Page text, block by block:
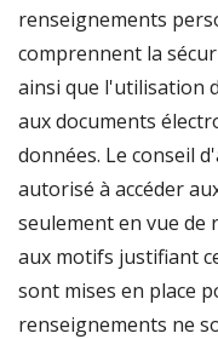
renseignements
comprennent la
ainsi que l'utilisation
aux documents
données. Le conseil
autorisé à accéder
seulement en vue de
aux motifs justifiant
sont mises en place
renseignements ne